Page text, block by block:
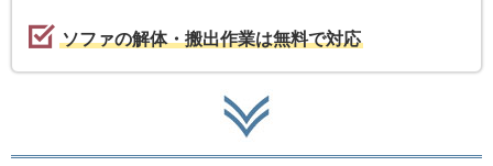
ソファの解体・搬出作業は無料で対応